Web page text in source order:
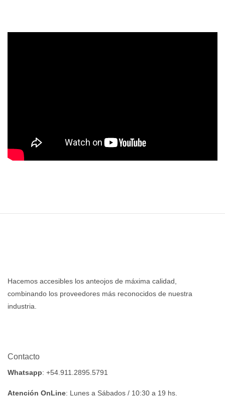
Hacemos accesibles los anteojos de máxima calidad,
combinando los proveedores más reconocidos de nuestra
industria.
Contacto
Whatsapp: +54.911.2895.5791
Atención OnLine: Lunes a Sábados / 10:30 a 19 hs.